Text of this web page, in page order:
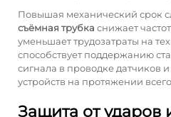
Повышая механический срок
съёмная трубка снижает
уменьшает трудозатраты на
способствует поддержанию
сигнала в проводке датчиков
устройств на протяжении
Защита от ударов